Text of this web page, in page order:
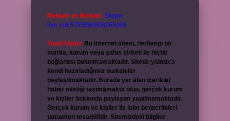
Reklam ve İletişim: Skype:
live:.cid.575569c608265c69
Yasal Uyarı: Bu internet sitesi, herhangi bir
marka, kurum veya şahıs şirketi ile hiçbir
bağlantısı bulunmamaktadır. Sitede yalnızca
kendi hazırladığımız makaleler
paylaşılmaktadır. Burada yer alan içerikler
haber niteliği taşımamakta olup, gerçek kurum
ve kişiler hakkında paylaşım yapılmamaktadır.
Gerçek kurum ve kişiler ile isim benzerlikleri
tamamen tesadüfidir. Sitemizdeki bilgiler